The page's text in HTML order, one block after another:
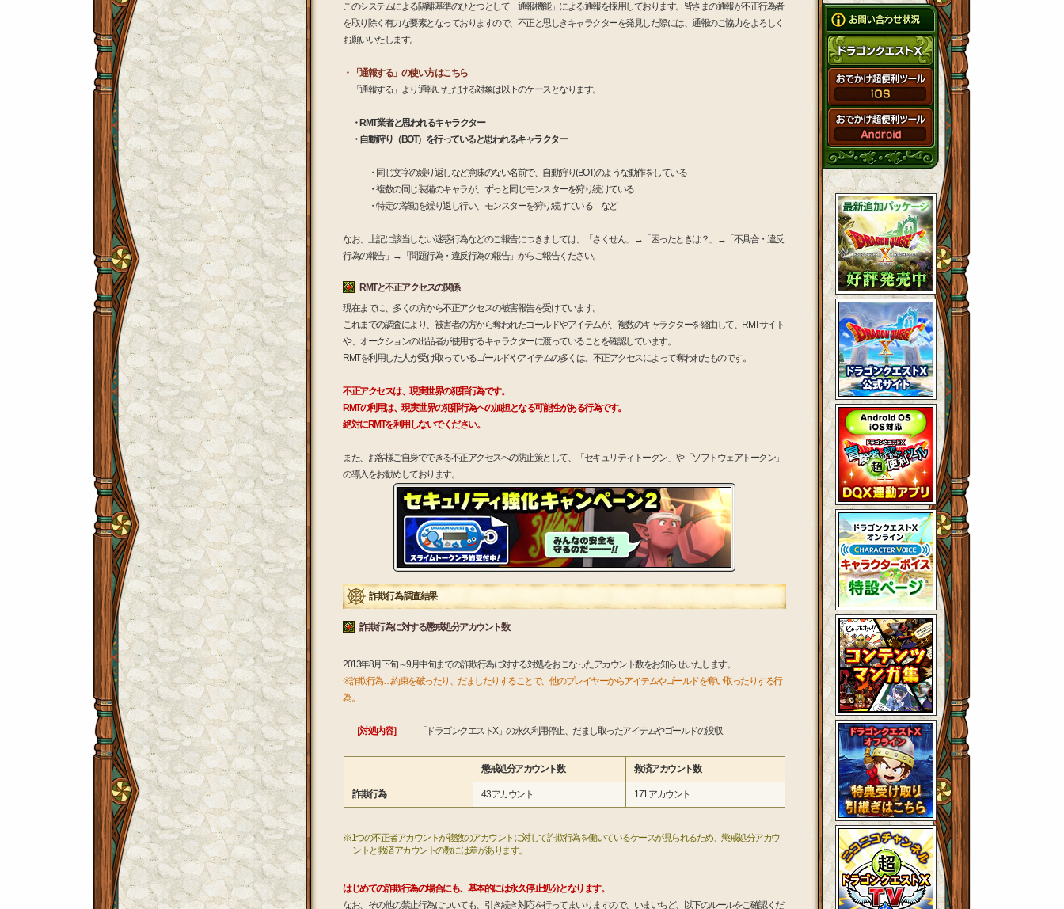
このシステムによる隔離基準のひとつとして「通報機能」による通報を採用しております。皆さまの通報が不正行為者
を取り除く有力な要素となっておりますので、不正と思しきキャラクターを発見した際には、通報のご協力をよろしく
お願いいたします。
・「通報する」の使い方はこちら
「通報する」より通報いただける対象は以下のケースとなります。
・RMT業者と思われるキャラクター
・自動狩り（BOT）を行っていると思われるキャラクター
・同じ文字の繰り返しなど意味のない名前で、自動狩り(BOT)のような動作をしている
・複数の同じ装備のキャラが、ずっと同じモンスターを狩り続けている
・特定の挙動を繰り返し行い、モンスターを狩り続けている など
なお、上記に該当しない迷惑行為などのご報告につきましては、「さくせん」→「困ったときは？」→「不具合・違反
行為の報告」→「問題行為・違反行為の報告」からご報告ください。
RMTと不正アクセスの関係
現在までに、多くの方から不正アクセスの被害報告を受けています。
これまでの調査により、被害者の方から奪われたゴールドやアイテムが、複数のキャラクターを経由して、RMTサイト
や、オークションの出品者が使用するキャラクターに渡っていることを確認しています。
RMTを利用した人が受け取っているゴールドやアイテムの多くは、不正アクセスによって奪われたものです。
不正アクセスは、現実世界の犯罪行為です。
RMTの利用は、現実世界の犯罪行為への加担となる可能性がある行為です。
絶対にRMTを利用しないでください。
また、お客様ご自身でできる不正アクセスへの防止策として、「セキュリティトークン」や「ソフトウェアトークン」
の導入をお勧めしております。
詐欺行為 調査結果
詐欺行為に対する懲戒処分アカウント数
2013年8月下旬～9月中旬までの詐欺行為に対する対処をおこなったアカウント数をお知らせいたします。
※詐欺行為…約束を破ったり、だましたりすることで、他のプレイヤーからアイテムやゴールドを奪い取ったりする行
為。
［対処内容］ 「ドラゴンクエストX」の永久利用停止、だまし取ったアイテムやゴールドの没収
懲戒処分アカウント数 救済アカウント数
詐欺行為 43 アカウント 171 アカウント
※1つの不正者アカウントが複数のアカウントに対して詐欺行為を働いているケースが見られるため、懲戒処分アカウ
ントと救済アカウントの数には差があります。
はじめての詐欺行為の場合にも、基本的には永久停止処分となります。
なお、その他の禁止行為についても、引き続き対応を行ってまいりますので、いまいちど、以下のルールをご確認くだ